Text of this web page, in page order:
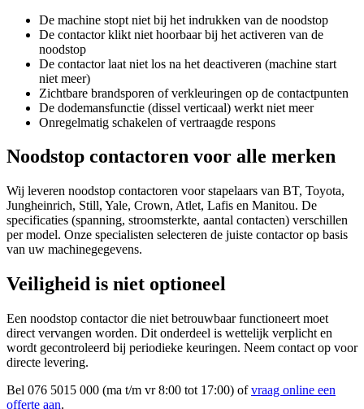
De machine stopt niet bij het indrukken van de noodstop
De contactor klikt niet hoorbaar bij het activeren van de
noodstop
De contactor laat niet los na het deactiveren (machine start
niet meer)
Zichtbare brandsporen of verkleuringen op de contactpunten
De dodemansfunctie (dissel verticaal) werkt niet meer
Onregelmatig schakelen of vertraagde respons
Noodstop contactoren voor alle merken
Wij leveren noodstop contactoren voor stapelaars van BT, Toyota,
Jungheinrich, Still, Yale, Crown, Atlet, Lafis en Manitou. De
specificaties (spanning, stroomsterkte, aantal contacten) verschillen
per model. Onze specialisten selecteren de juiste contactor op basis
van uw machinegegevens.
Veiligheid is niet optioneel
Een noodstop contactor die niet betrouwbaar functioneert moet
direct vervangen worden. Dit onderdeel is wettelijk verplicht en
wordt gecontroleerd bij periodieke keuringen. Neem contact op voor
directe levering.
Bel 076 5015 000 (ma t/m vr 8:00 tot 17:00) ofvraag online een
offerte aan.